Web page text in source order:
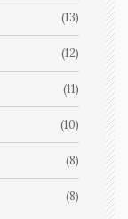
(13)
(12)
(11)
(10)
(8)
(8)